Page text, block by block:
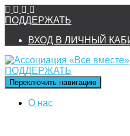
ПОДДЕРЖАТЬ
ВХОД В ЛИЧНЫЙ
ПОДДЕРЖАТЬ
Переключить навигацию
О нас